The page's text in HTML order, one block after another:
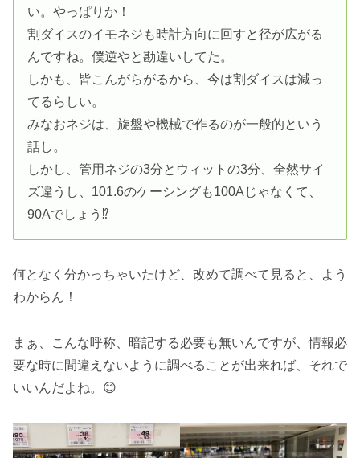
い。やっぱりか！
割ダイスのイモネジも時計方向に回すと径が広がる
んですね。僕逆やと勘違いしてた。
しかも、皆こんがらがるから、今は割ダイスは減っ
てるらしい。
みなおネジは、旋盤や機械で作るのが一般的という
話し。
しかし、管用ネジの3分とウィットの3分、全然サイ
ズ違うし、101.6のケーシングも100Aじゃなくて、
90Aでしょう⁉️
何となく分かっちゃいたけど、改めて調べて見ると、よう
わからん！
まぁ、こんな呼称、暗記する必要も無いんですが、情報必
要な時に間違えないように調べることが出来れば、それで
いいんだよね。😊